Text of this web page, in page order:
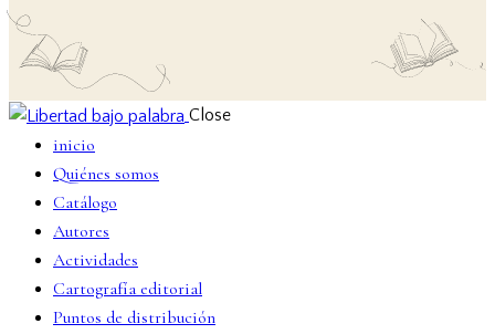
Close
inicio
Quiénes somos
Catálogo
Autores
Actividades
Cartografía editorial
Puntos de distribución